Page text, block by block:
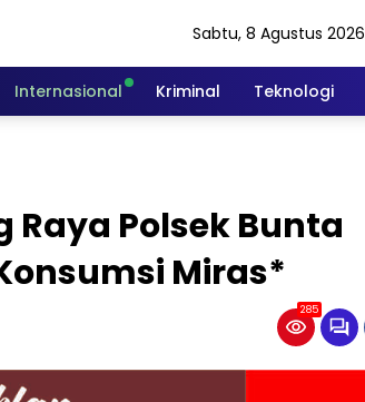
Sabtu, 8 Agustus 2026
Internasional Kriminal Teknologi
Polsek Bunta
Miras*
285